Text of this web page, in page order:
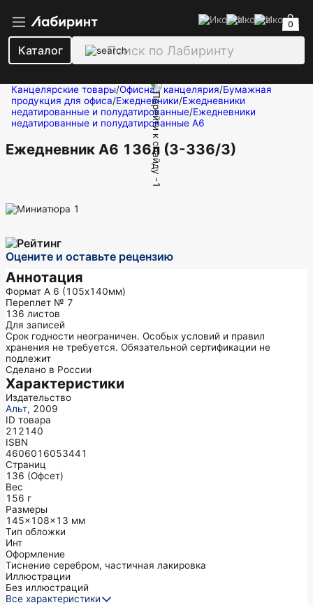
Каталог
0
Канцелярские товары/Офисная канцелярия/Бумажная
продукция для офиса/Ежедневники/Ежедневники
недатированные и полудатированные/Ежедневники
недатированные и полудатированные А6
Ежедневник А6 136л (3-336/3)
Оцените и оставьте рецензию
Аннотация
Формат А 6 (105х140мм)
Переплет № 7
136 листов
Для записей
Срок годности неограничен. Особых условий и правил
хранения не требуется. Обязательной сертификации не
подлежит
Сделано в России
Характеристики
Издательство
Альт, 2009
ID товара
212140
ISBN
4606016053441
Страниц
136 (Офсет)
Вес
156 г
Размеры
145x108x13 мм
Тип обложки
Инт
Оформление
Тиснение серебром, частичная лакировка
Иллюстрации
Без иллюстраций
Все характеристики